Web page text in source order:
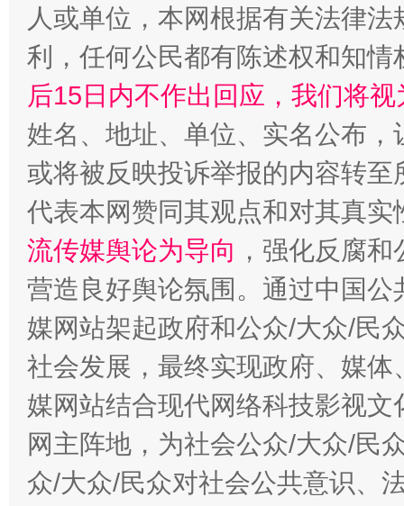
东山县通报“牛蛙产品抗生素超标问题” 法
千年窑火 生生不息
揭开“小金库”的免责幌子
人或单位，本网根据有关法律
利，任何公民都有陈述权和知情
后15日内不作出回应，我们将
姓名、地址、单位、实名公布
或将被反映投诉举报的内容转
代表本网赞同其观点和对其真实
流传媒舆论为导向 ，强化反腐
营造良好舆论氛围。通过中国
媒网站架起政府和公众/大众/民
社会发展，最终实现政府、媒
媒网站结合现代网络科技影视
网主阵地，为社会公众/大众/民
众/大众/民众对社会公共意识、